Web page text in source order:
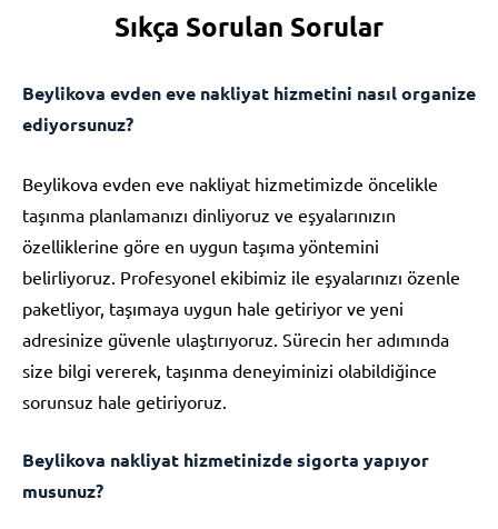
Sıkça Sorulan Sorular
Beylikova evden eve nakliyat hizmetini nasıl organize
ediyorsunuz?
Beylikova evden eve nakliyat hizmetimizde öncelikle
taşınma planlamanızı dinliyoruz ve eşyalarınızın
özelliklerine göre en uygun taşıma yöntemini
belirliyoruz. Profesyonel ekibimiz ile eşyalarınızı özenle
paketliyor, taşımaya uygun hale getiriyor ve yeni
adresinize güvenle ulaştırıyoruz. Sürecin her adımında
size bilgi vererek, taşınma deneyiminizi olabildiğince
sorunsuz hale getiriyoruz.
Beylikova nakliyat hizmetinizde sigorta yapıyor
musunuz?